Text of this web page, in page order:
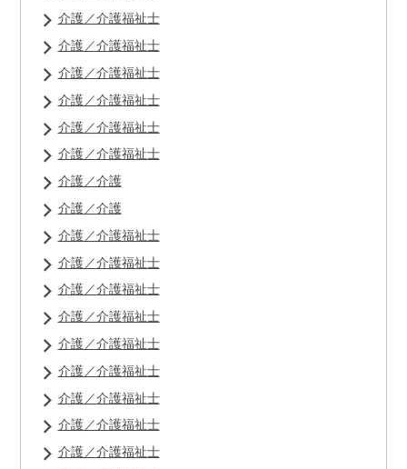
介護／介護福祉士
介護／介護福祉士
介護／介護福祉士
介護／介護福祉士
介護／介護福祉士
介護／介護福祉士
介護／介護
介護／介護
介護／介護福祉士
介護／介護福祉士
介護／介護福祉士
介護／介護福祉士
介護／介護福祉士
介護／介護福祉士
介護／介護福祉士
介護／介護福祉士
介護／介護福祉士